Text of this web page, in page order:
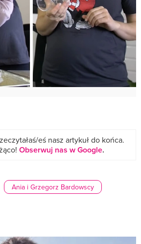
eś nasz artykuł do końca.
Obserwuj nas w Google.
Ania i Grzegorz Bardowscy